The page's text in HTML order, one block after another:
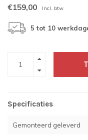
€159,00 Incl. btw
5 tot 10
Specificaties
Gemonteerd geleverd